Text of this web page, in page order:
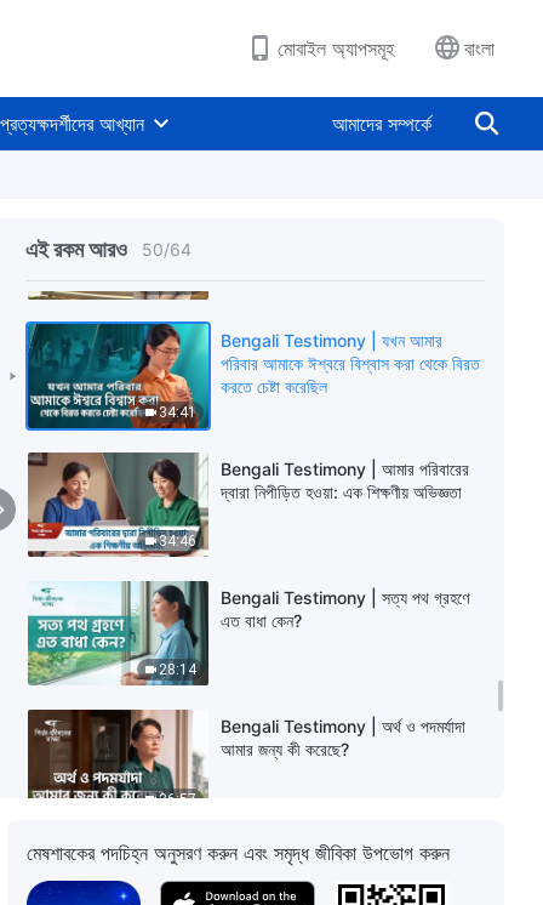
মোবাইল অ্যাপসমূহ বাংলা
প্রত্যক্ষদর্শীদের আখ্যান আমাদের সম্পর্কে
এই রকম আরও 50/64
28:41
38:30
34:41
Bengali Testimony | যখন আমার
পরিবার আমাকে ঈশ্বরে বিশ্বাস করা থেকে বিরত
করতে চেষ্টা করেছিল
34:46
Bengali Testimony | আমার পরিবারের
দ্বারা নিপীড়িত হওয়া: এক শিক্ষণীয় অভিজ্ঞতা
28:14
Bengali Testimony | সত্য পথ গ্রহণে
এত বাধা কেন?
36:57
Bengali Testimony | অর্থ ও পদমর্যাদা
আমার জন্য কী করেছে?
Bengali Testimony | দায়িত্বের জন্য
সত্য অপরিহার্য
মেষশাবকের পদচিহ্ন অনুসরণ করুন এবং সমৃদ্ধ জীবিকা উপভোগ করুন